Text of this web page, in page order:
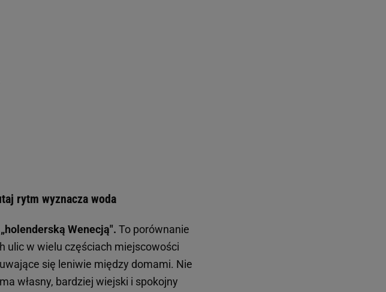
rytm wyznacza woda
Wenecją". To porównanie
ulic w wielu częściach miejscowości
się leniwie między domami. Nie
własny, bardziej wiejski i spokojny